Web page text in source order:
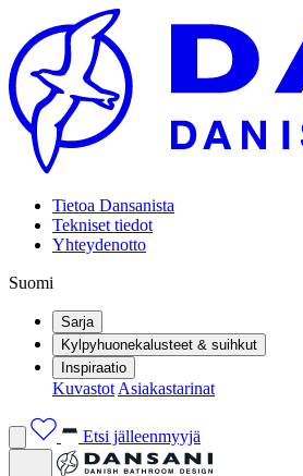
Tietoa Dansanista
Tekniset tiedot
Yhteydenotto
Suomi
Sarja
Kylpyhuonekalusteet & suihkut
Inspiraatio
Kuvastot Asiakastarinat
Etsi jälleenmyyjä